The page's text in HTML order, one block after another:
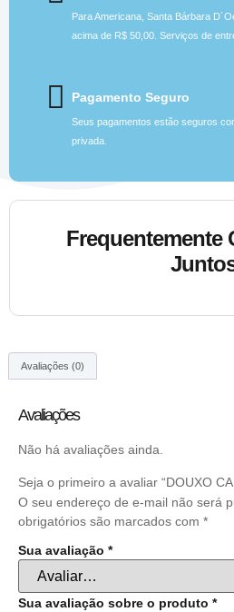
Para Americana, Santa Bárbara
acima de R$ 50,00. Serviços de
Pagamento Seguro
Seus pagamentos estão seguros
privada.
Frequentemente
Avaliações (0)
Avaliações
Não há avaliações ainda.
Seja o primeiro a avaliar “DOUXO
O seu endereço de e-mail não será
obrigatórios são marcados com *
Sua avaliação *
Sua avaliação sobre o produto *